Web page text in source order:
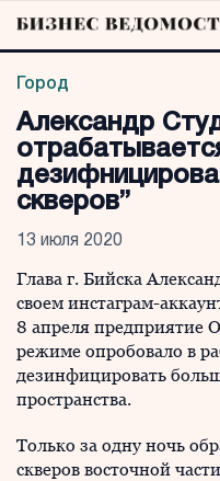
Город
Александр
скверов”
13 июля 2020
Глава г. Бийска
своем инстаграм-
8 апреля предприятие
режиме опробовало в
дезинфицировать
пространства.
Только за одну ночь
скверов восточной